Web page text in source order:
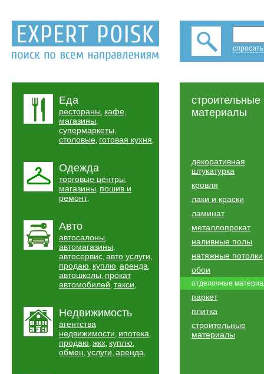
Еда
рестораны, кафе,
магазины,
супермаркеты,
столовые, готовая кухня,
Одежда
торговые центры,
магазины, пошив и
ремонт,
Авто
автосалоны,
автомагазины,
автосервис, авто услуги,
продаю, куплю, аренда,
автошколы, прокат
автомобилей, такси,
Недвижимость
агентства
недвижимости, ипотека,
продаю, жкх, куплю,
обмен, услуги, аренда,
строительные
материалы
декоративная
штукатурка
кровля
лаки и краски
ламинат
металлопрокат
наливные полы
натяжные потолки
обои
отделочные
паркет
плитка
строительные
материалы